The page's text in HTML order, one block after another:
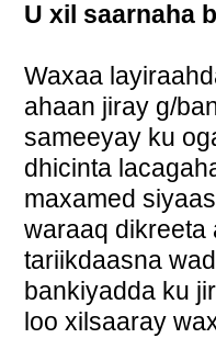
U xil saarnaha
Waxaa
ahaan jiray g/
sameeyay ku
dhicinta
maxamed
waraaq dikreeta
tariikdaasna
bankiyadda ku
loo xilsaaray